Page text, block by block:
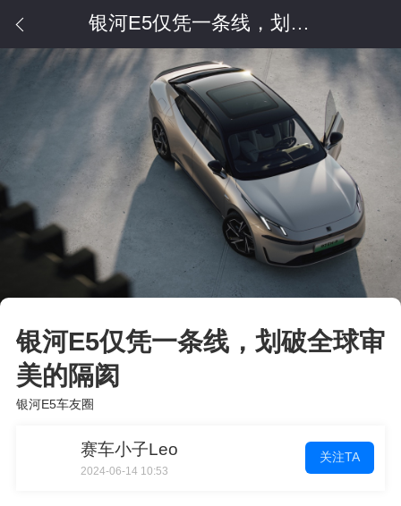
银河E5仅凭一条线，划破全球审美的隔阂
银河E5仅凭一条线，划破全球审
美的隔阂
银河E5车友圈
赛车小子Leo
2024-06-14 10:53
关注TA